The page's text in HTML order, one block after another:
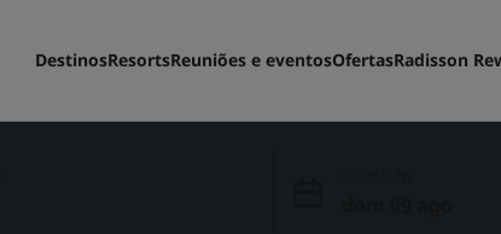
DestinosResortsReuniões e eventosOfertasRadisson